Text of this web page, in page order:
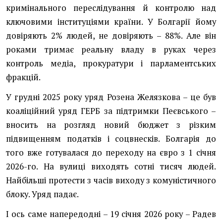
кримінального переслідування й контролю над
ключовими інституціями країни. У Болгарії йому
довіряють 2% людей, не довіряють – 88%. Але він
роками тримає реальну владу в руках через
контроль медіа, прокуратури і парламентських
фракцій.
У грудні 2025 року уряд Розена Желязкова – це був
коаліційний уряд ГЕРБ за підтримки Пеєвського –
вносить на розгляд новий бюджет з різким
підвищенням податків і соцвнесків. Болгарія до
того вже готувалася до переходу на євро з 1 січня
2026-го. На вулиці виходять сотні тисяч людей.
Найбільші протести з часів виходу з комуністичного
блоку. Уряд падає.
І ось саме напередодні – 19 січня 2026 року – Радев